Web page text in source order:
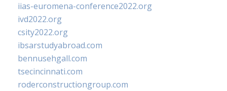
iias-euromena-conference2022.org
ivd2022.org
csity2022.org
ibsarstudyabroad.com
bennusehgall.com
tsecincinnati.com
roderconstructiongroup.com